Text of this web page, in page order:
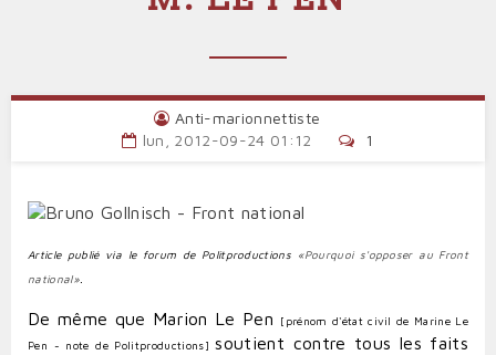
Anti-marionnettiste
lun, 2012-09-24 01:12
1
Article publié via le forum de Politproductions «Pourquoi s'opposer au Front
national».
De même que Marion Le Pen
[prénom d'état civil de Marine Le
Pen - note de Politproductions]soutient contre tous les faits